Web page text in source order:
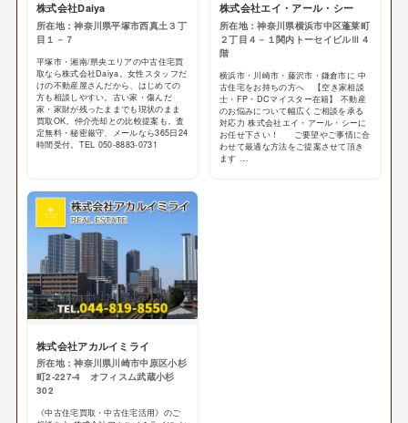
株式会社Daiya
所在地：神奈川県平塚市西真土３丁
目１－７
平塚市・湘南/県央エリアの中古住宅買
取なら株式会社Daiya。女性スタッフだ
けの不動産屋さんだから、はじめての
方も相談しやすい。古い家・傷んだ
家・家財が残ったままでも現状のまま
買取OK。仲介売却との比較提案も。査
定無料・秘密厳守、メールなら365日24
時間受付。TEL 050-8883-0731
株式会社エイ・アール・シー
所在地：神奈川県横浜市中区蓬莱町
２丁目４－１関内トーセイビルⅢ４
階
横浜市・川崎市・藤沢市・鎌倉市に 中
古住宅をお持ちの方へ 【空き家相談
士・FP・DCマイスター在籍】 不動産
のお悩みについて幅広くご相談を承る
対応力 株式会社エイ・アール・シーに
お任せ下さい！ ご要望やご事情に合
わせて最適な方法をご提案させて頂き
ます ...
株式会社アカルイミライ
所在地：神奈川県川崎市中原区小杉
町2-227-4 オフィスム武蔵小杉
302
《中古住宅買取・中古住宅活用》のご